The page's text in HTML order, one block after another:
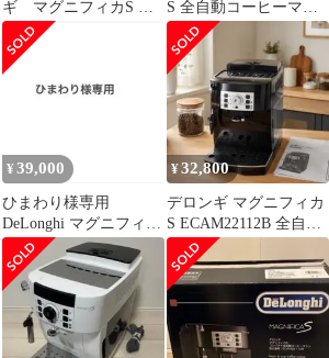
ギ マグニフィカS 全
自動コーヒーマシン
ECAM22112B
S 全自動コーヒーマシ
ンECAM22112B ブラッ
ク
¥ 39,000
ひまわり様専用
DeLonghi マグニフィカ
S ECAM22112 本体
¥32,800
デロンギ マグニフィカ
S ECAM22112B 全自動
エスプレッソマシン